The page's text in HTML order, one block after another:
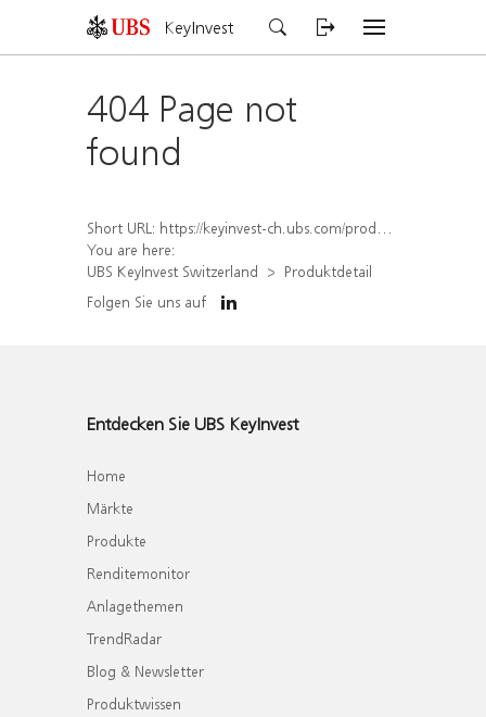
KeyInvest
404 Page not
found
Short URL: https://keyinvest-ch.ubs.com/produkt/detail/index/isin/CH1266186118
You are here:
UBS KeyInvest Switzerland
Produktdetail
Folgen Sie uns auf
Entdecken Sie UBS KeyInvest
Home
Märkte
Produkte
Renditemonitor
Anlagethemen
TrendRadar
Blog & Newsletter
Produktwissen